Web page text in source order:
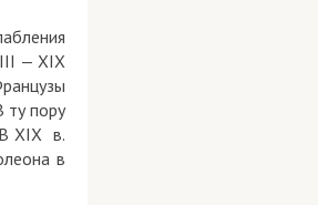
— XIX
ту пору
XIX в.
в